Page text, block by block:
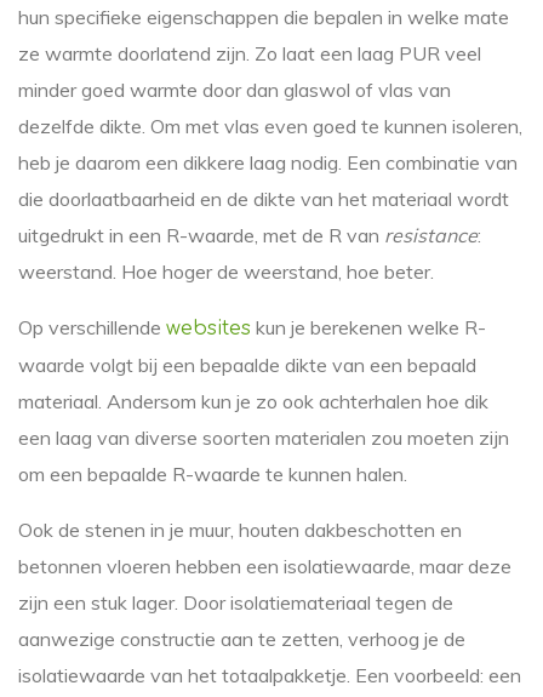
hun specifieke eigenschappen die bepalen in welke mate
ze warmte doorlatend zijn. Zo laat een laag PUR veel
minder goed warmte door dan glaswol of vlas van
dezelfde dikte. Om met vlas even goed te kunnen isoleren,
heb je daarom een dikkere laag nodig. Een combinatie van
die doorlaatbaarheid en de dikte van het materiaal wordt
uitgedrukt in een R-waarde, met de R van resistance:
weerstand. Hoe hoger de weerstand, hoe beter.
Op verschillende websites kun je berekenen welke R-
waarde volgt bij een bepaalde dikte van een bepaald
materiaal. Andersom kun je zo ook achterhalen hoe dik
een laag van diverse soorten materialen zou moeten zijn
om een bepaalde R-waarde te kunnen halen.
Ook de stenen in je muur, houten dakbeschotten en
betonnen vloeren hebben een isolatiewaarde, maar deze
zijn een stuk lager. Door isolatiemateriaal tegen de
aanwezige constructie aan te zetten, verhoog je de
isolatiewaarde van het totaalpakketje. Een voorbeeld: een